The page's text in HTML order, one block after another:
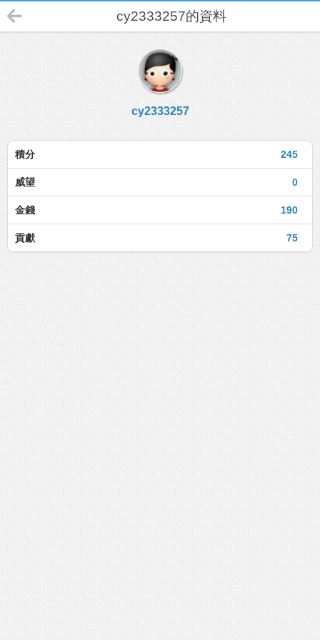
cy2333257的資料
cy2333257
245
積分
0
威望
190
金錢
75
貢獻